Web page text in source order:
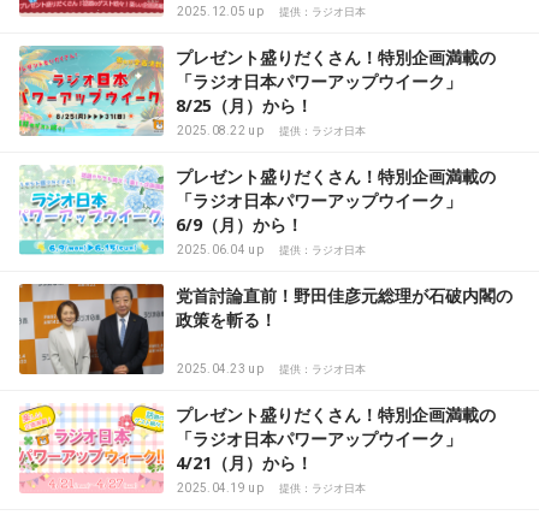
2025.12.05 up 提供：ラジオ日本
プレゼント盛りだくさん！特別企画満載の
「ラジオ日本パワーアップウイーク」
8/25（月）から！
2025.08.22 up 提供：ラジオ日本
プレゼント盛りだくさん！特別企画満載の
「ラジオ日本パワーアップウイーク」
6/9（月）から！
2025.06.04 up 提供：ラジオ日本
党首討論直前！野田佳彦元総理が石破内閣の
政策を斬る！
2025.04.23 up 提供：ラジオ日本
プレゼント盛りだくさん！特別企画満載の
「ラジオ日本パワーアップウイーク」
4/21（月）から！
2025.04.19 up 提供：ラジオ日本